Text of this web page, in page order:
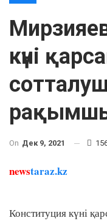
күні
On Дек 9, 2021
newstaraz.kz
Конституция күні